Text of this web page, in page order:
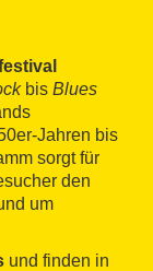
bis Blues
Jahren bis
sorgt für
den
um
und finden in